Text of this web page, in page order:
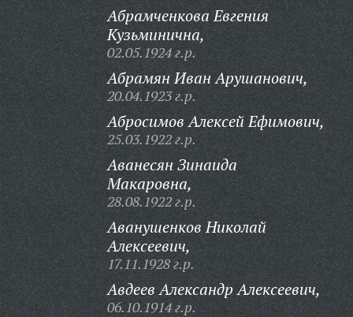
Абрамченкова Евгения
Кузьминична,
02.05.1924 г.р.
Абрамян Иван Арушанович,
20.04.1923 г.р.
Абросимов Алексей Ефимович,
25.03.1922 г.р.
Аванесян Зинаида
Макаровна,
28.08.1922 г.р.
Аванушенков Николай
Алексеевич,
17.11.1928 г.р.
Авдеев Александр Алексеевич,
06.10.1914 г.р.